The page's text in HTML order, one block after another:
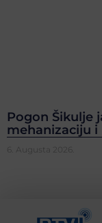
Pogon Šikulje
mehanizaciju i
6. Augusta 2026.